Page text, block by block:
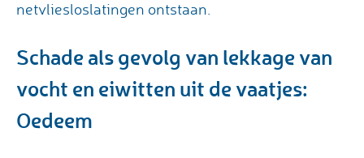
netvliesloslatingen ontstaan.
Schade als gevolg van lekkage van
vocht en eiwitten uit de vaatjes:
Oedeem